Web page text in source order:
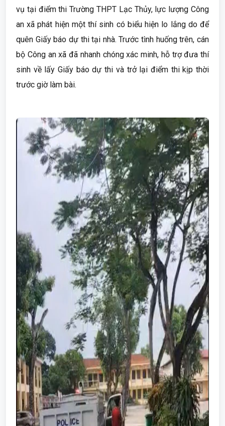
vụ tại điểm thi Trường THPT Lạc Thủy, lực lượng Công
an xã phát hiện một thí sinh có biểu hiện lo lắng do để
quên Giấy báo dự thi tại nhà. Trước tình huống trên, cán
bộ Công an xã đã nhanh chóng xác minh, hỗ trợ đưa thí
sinh về lấy Giấy báo dự thi và trở lại điểm thi kịp thời
trước giờ làm bài.